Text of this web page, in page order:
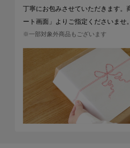
丁寧にお包みさせていただきます。
ート画面」よりご指定くださいませ。
※一部対象外商品もございます